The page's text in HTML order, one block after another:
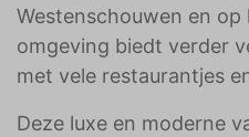
Westenschouwen en
omgeving biedt verder
met vele restaurantjes
Deze luxe en moderne